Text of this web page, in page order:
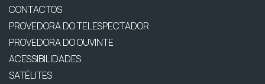
CONTACTOS
PROVEDORA DO TELESPECTADOR
PROVEDORA DO OUVINTE
ACESSIBILIDADES
SATÉLITES